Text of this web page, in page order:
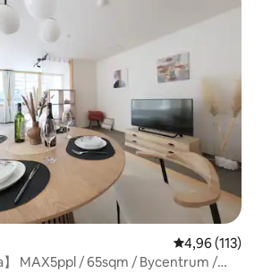
4,96 ud af 5 i
4,96 (113)
】 MAX5ppl / 65sqm / Bycentrum /